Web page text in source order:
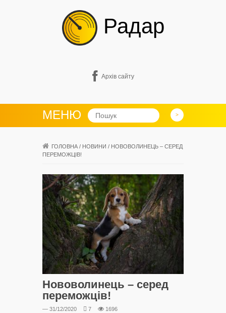
Радар
Архів сайту
МЕНЮ
ГОЛОВНА / НОВИНИ / НОВОВОЛИНЕЦЬ – СЕРЕД
ПЕРЕМОЖЦІВ!
Нововолинець – серед
переможців!
— 31/12/2020 7 1696